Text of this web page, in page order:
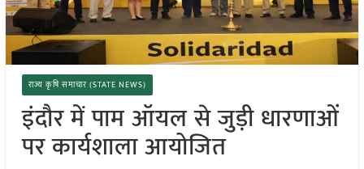
राज्य कृषि समाचार (STATE NEWS)
इंदौर में पाम ऑयल से जुड़ी धारणाओं
पर कार्यशाला आयोजित